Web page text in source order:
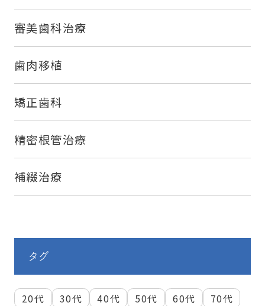
審美歯科治療
歯肉移植
矯正歯科
精密根管治療
補綴治療
タグ
20代 30代 40代 50代 60代
70代